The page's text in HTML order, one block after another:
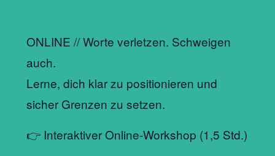
ONLINE // Worte verletzen. Schweigen
auch.
Lerne, dich klar zu positionieren und
sicher Grenzen zu setzen.
👉 Interaktiver Online-Workshop (1,5 Std.)